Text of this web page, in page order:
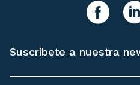
facebook
Suscríbete a nuestra